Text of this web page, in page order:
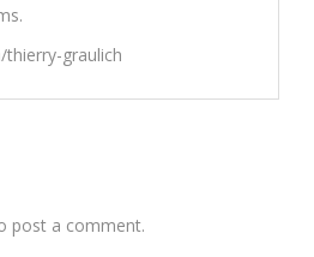
graulich
post a comment.